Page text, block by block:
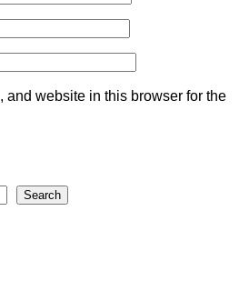
and website in this browser for the
Search